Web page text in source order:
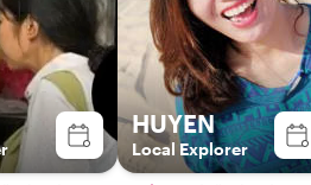
HUYEN
Local Explorer